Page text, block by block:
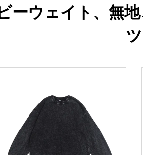
ーウェイト、無
ツ